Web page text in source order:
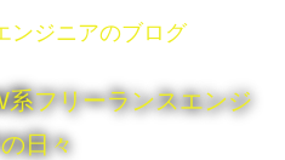
系フリーランスエンジ
日々